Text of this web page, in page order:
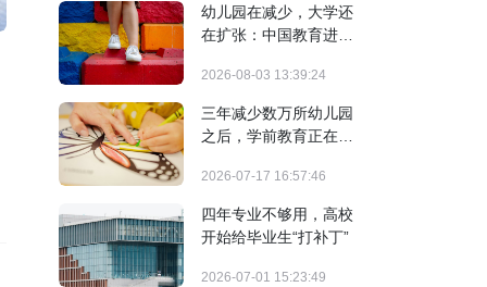
幼儿园在减少，大学还
在扩张：中国教育进入
2026-08-03 13:39:24
三年减少数万所幼儿园
之后，学前教育正在发
2026-07-17 16:57:46
四年专业不够用，高校
开始给毕业生“打补丁”
2026-07-01 15:23:49